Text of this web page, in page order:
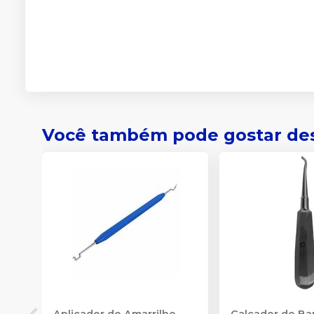
Você também pode gostar